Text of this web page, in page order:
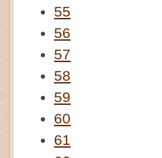
55
56
57
58
59
60
61